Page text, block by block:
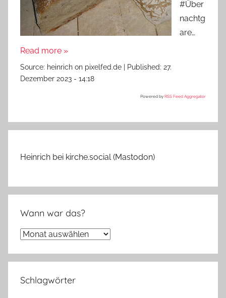
#Über
nachtg
are…
Read more »
Source: heinrich on pixelfed.de | Published: 27.
Dezember 2023 - 14:18
Powered by RSS Feed Aggregator
Heinrich bei kirche.social (Mastodon)
Wann war das?
Wann
das?
Schlagwörter